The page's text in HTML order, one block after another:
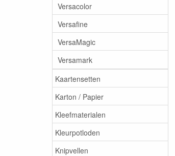
Versacolor
Versafine
VersaMagic
Versamark
Kaartensetten
Karton / Papier
Kleefmaterialen
Kleurpotloden
Knipvellen